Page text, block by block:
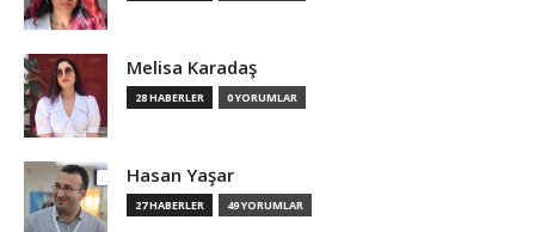
Melisa Karadaş
28 HABERLER 0 YORUMLAR
Hasan Yaşar
27 HABERLER 49 YORUMLAR